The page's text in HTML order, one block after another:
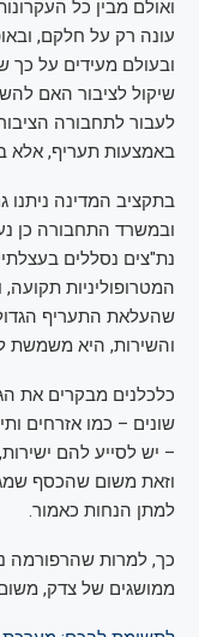
ואולם מבין כל
עונה רק על חלקם,
ובעולם מעידים על כך
שיקול לציבור האם
לעבור לתחבורה
באמצעות תעריף,
ובמשרד התחבורה כן
נת"צים נסללים
המטרופוליניות
שהעלאת התעריף
והשירות, היא משמשת
כלכלנים מבקרים את
שונים – כמו אזרחים
– יש לסייע להם
וזאת משום שהכסף
למתן הנחות כאמור.
כך, למרות שהרפורמה
ממושגים של צדק,